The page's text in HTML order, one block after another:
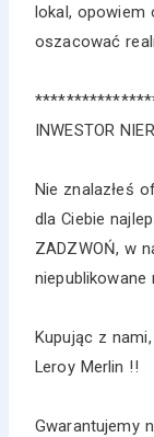
lokal, opowiem
oszacować
INWESTOR
Nie znalazłeś
dla Ciebie
ZADZWOŃ, w
niepublikowane
Kupując z
Leroy Merlin !!
Gwarantujemy